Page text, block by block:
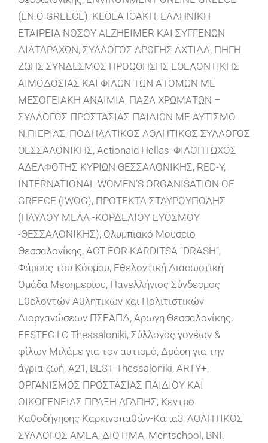
(EN.O GREECE), ΚΕΘΕΑ ΙΘΑΚΗ, ΕΛΛΗΝΙΚΗ
ΕΤΑΙΡΕΙΑ ΝΟΣΟΥ ALZHEIMER ΚΑΙ ΣΥΓΓΕΝΩΝ
ΔΙΑΤΑΡΑΧΩΝ, ΣΥΛΛΟΓΟΣ ΑΡΩΓΗΣ ΑΧΤΙΔΑ, ΠΗΓΗ
ΖΩΗΣ ΣΥΝΔΕΣΜΟΣ ΠΡΟΩΘΗΣΗΣ ΕΘΕΛΟΝΤΙΚΗΣ
ΑΙΜΟΔΟΣΙΑΣ ΚΑΙ ΦΙΛΩΝ ΤΩΝ ΑΤΟΜΩΝ ΜΕ
ΜΕΣΟΓΕΙΑΚΗ ΑΝΑΙΜΙΑ, ΠΑΖΛ ΧΡΩΜΑΤΩΝ –
ΣΥΛΛΟΓΟΣ ΠΡΟΣΤΑΣΙΑΣ ΠΑΙΔΙΩΝ ΜΕ ΑΥΤΙΣΜΟ
Ν.ΠΙΕΡΙΑΣ, ΠΟΔΗΛΑΤΙΚΟΣ ΑΘΛΗΤΙΚΟΣ ΣΥΛΛΟΓΟΣ
ΘΕΣΣΑΛΟΝΙΚΗΣ, Actionaid Hellas, ΦΙΛΟΠΤΩΧΟΣ
ΑΔΕΛΦΟΤΗΣ ΚΥΡΙΩΝ ΘΕΣΣΑΛΟΝΙΚΗΣ, RED-Y,
INTERNATIONAL WOMEN’S ORGANISATION OF
GREECE (IWOG), ΠΡΟΤΕΚΤΑ ΣΤΑΥΡΟΥΠΟΛΗΣ
(ΠΑΥΛΟΥ ΜΕΛΑ -ΚΟΡΔΕΛΙΟΥ ΕΥΟΣΜΟΥ
-ΘΕΣΣΑΛΟΝΙΚΗΣ), Ολυμπιακό Μουσείο
Θεσσαλονίκης, ACT FOR KARDITSA “DRASH”,
Φάρους του Κόσμου, Εθελοντική Διασωστική
Ομάδα Μεσημερίου, Πανελλήνιος Σύνδεσμος
Εθελοντών Αθλητικών και Πολιτιστικών
Διοργανώσεων ΠΣΕΑΠΔ, Αρωγη Θεσσαλονίκης,
EESTEC LC Thessaloniki, Σύλλογος γονέων &
φίλων Μιλάμε για τον αυτισμό, Δράση για την
άγρια ζωή, A21, BEST Thessaloniki, ARTY+,
ΟΡΓΑΝΙΣΜΟΣ ΠΡΟΣΤΑΣΙΑΣ ΠΑΙΔΙΟΥ ΚΑΙ
ΟΙΚΟΓΕΝΕΙΑΣ ΠΡΑΞΗ ΑΓΑΠΗΣ, Κέντρο
Καθοδήγησης Καρκινοπαθών-Κάπα3, ΑΘΛΗΤΙΚΟΣ
ΣΥΛΛΟΓΟΣ ΑΜΕΑ, ΔΙΟΤΙΜΑ, Mentschool, BNI.